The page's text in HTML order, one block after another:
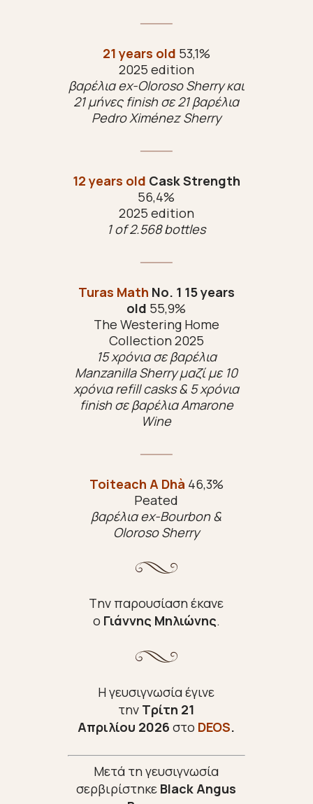
21 years old 53,1%
2025 edition
βαρέλια ex-Oloroso Sherry και
21 μήνες finish σε 21 βαρέλια
Pedro Ximénez Sherry
12 years old Cask Strength
56,4%
2025 edition
1 of 2.568 bottles
Turas Math No. 1 15 years
old 55,9%
The Westering Home
Collection 2025
15 χρόνια σε βαρέλια
Manzanilla Sherry μαζί με 10
χρόνια refill casks & 5 χρόνια
finish σε βαρέλια Amarone
Wine
Toiteach A Dhà 46,3%
Peated
βαρέλια ex-Bourbon &
Oloroso Sherry
Tην παρουσίαση έκανε
ο Γιάννης Μηλιώνης.
Η γευσιγνωσία έγινε
την Τρίτη 21
Απριλίου 2026 στο DEOS.
Μετά τη γευσιγνωσία
σερβιρίστηκε Black Angus